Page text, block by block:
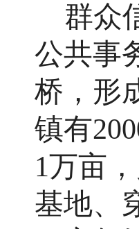
群众
公共事
桥，形
镇有
1万亩
基地、